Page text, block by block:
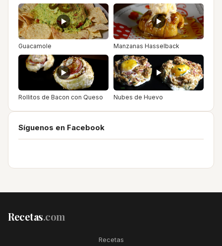
Guacamole Manzanas Hasselback
Rollitos de Bacon con Queso Nubes de Huevo
Síguenos en Facebook
Recetas.com
Recetas